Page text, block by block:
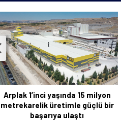
Elazığ’da çöp
Meteorolojiden
çıkacak”
Metan
Kanser
kursuna yazıldı
Arplak 1’inci yaşında 15 milyon
metrekarelik üretimle güçlü bir
başarıya ulaştı